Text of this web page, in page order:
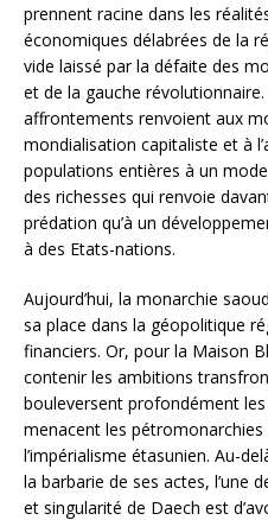
prennent racine dans les
économiques délabrées de la
vide laissé par la défaite des
et de la gauche
affrontements renvoient aux
mondialisation capitaliste et à
populations entières à un
des richesses qui renvoie
prédation qu’à un
à des Etats-nations.
Aujourd’hui, la monarchie
sa place dans la géopolitique
financiers. Or, pour la Maison
contenir les ambitions
bouleversent profondément
menacent les
l’impérialisme étasunien. Au-
la barbarie de ses actes, l’une
et singularité de Daech est